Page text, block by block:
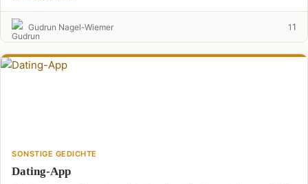
Gudrun Nagel-Wiemer 11
SONSTIGE GEDICHTE
Dating-App